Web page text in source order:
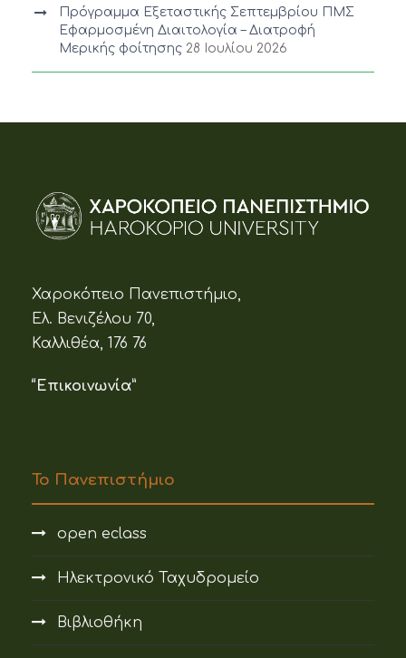
Πρόγραμμα Εξεταστικής Σεπτεμβρίου ΠΜΣ
Εφαρμοσμένη Διαιτολογία – Διατροφή
Μερικής φοίτησης 28 Ιουλίου 2026
Χαροκόπειο Πανεπιστήμιο,
Ελ. Βενιζέλου 70,
Καλλιθέα, 176 76
“Επικοινωνία”
Το Πανεπιστήμιο
open eclass
Ηλεκτρονικό Ταχυδρομείο
Βιβλιοθήκη